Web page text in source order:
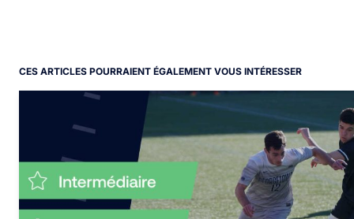
CES ARTICLES POURRAIENT ÉGALEMENT VOUS INTÉRESSER